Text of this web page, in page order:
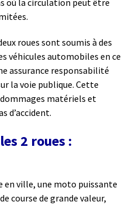
où la circulation peut être
roues sont soumis à des
véhicules automobiles en ce
assurance responsabilité
la voie publique. Cette
matériels et
d’accident.
2 roues :
en ville, une moto puissante
course de grande valeur,